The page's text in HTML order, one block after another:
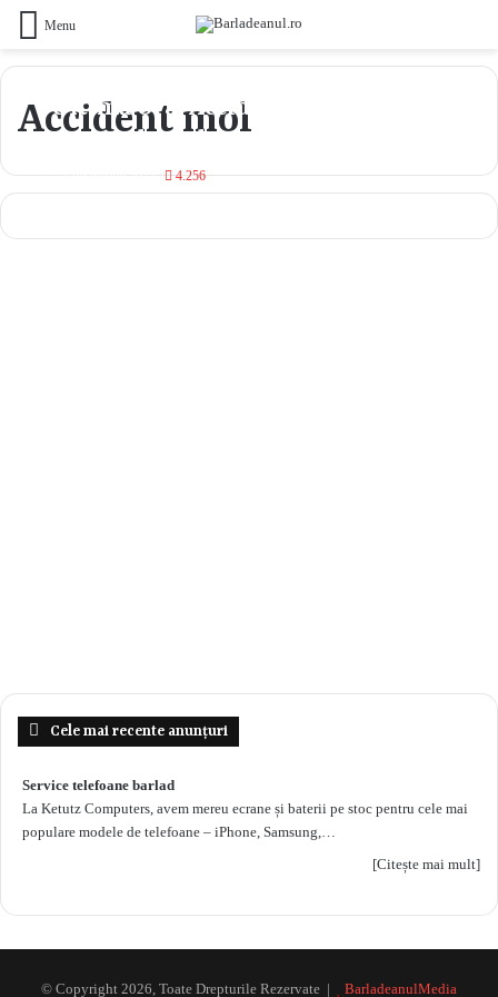
Menu
Accident mol
Ultimă Ora: Accident in zona
4 decembrie 2022 4.256
Cele mai recente anunțuri
Service telefoane barlad
La Ketutz Computers, avem mereu ecrane și baterii pe stoc pentru cele mai
populare modele de telefoane – iPhone, Samsung,…
[Citește mai mult]
© Copyright 2026, Toate Drepturile Rezervate | BarladeanulMedia